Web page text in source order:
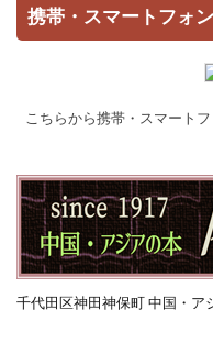
携帯・スマートフォ
こちらから携帯・スマート
千代田区神田神保町 中国・ア